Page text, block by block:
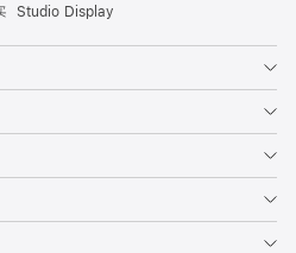
Studio Display